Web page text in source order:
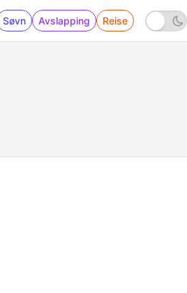
Søvn Avslapping Reise